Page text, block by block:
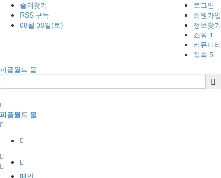
즐겨찾기
RSS 구독
08월 08일(토)
로그인
회원가입
정보찾기
쇼핑 1
커뮤니티
접속 5
피플월드 몰
피플월드 몰
BBS
메인